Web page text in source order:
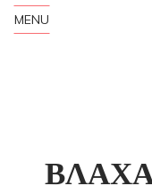
MENU